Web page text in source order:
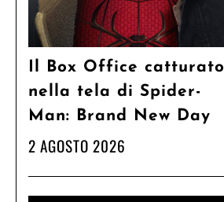
Il Box Office catturato
nella tela di Spider-
Man: Brand New Day
2 AGOSTO 2026